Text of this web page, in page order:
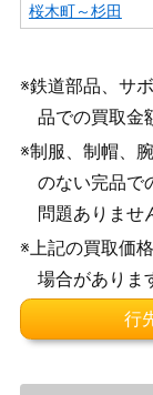
桜木町～杉田
※鉄道部品、サ
品での買取金
※制服、制帽、
のない完品で
問題ありませ
※上記の買取価
場合がありま
行